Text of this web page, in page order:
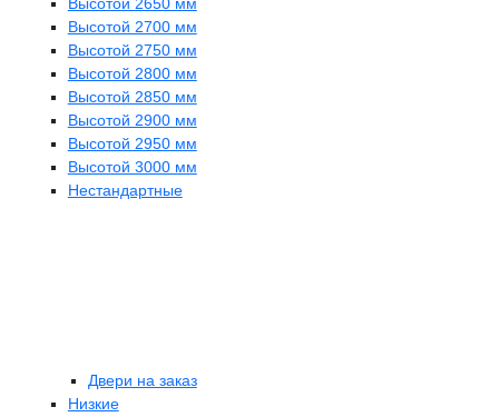
Высотой 2700 мм
Высотой 2750 мм
Высотой 2800 мм
Высотой 2850 мм
Высотой 2900 мм
Высотой 2950 мм
Высотой 3000 мм
Нестандартные
Двери на заказ
Низкие